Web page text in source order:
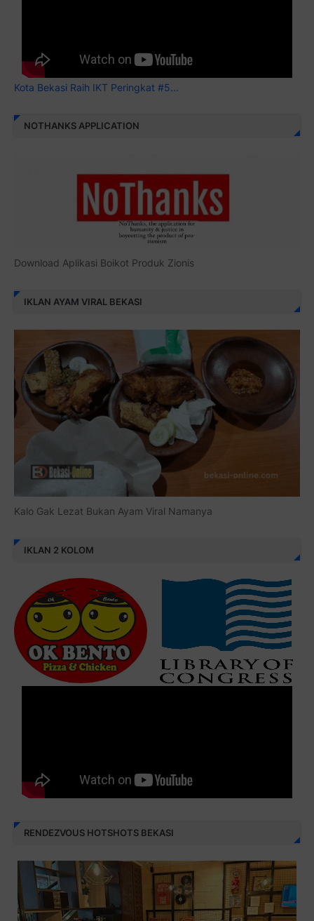
Kota Bekasi Raih IKT Peringkat #5...
NOTHANKS APPLICATION
Download Aplikasi Boikot Produk Zionis
IKLAN AYAM VIRAL BEKASI
Kalo Gak Lezat Bukan Ayam Viral Namanya
IKLAN 2 KOLOM
RENDEZVOUS HOTSHOTS BEKASI